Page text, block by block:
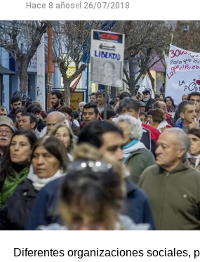
Hace 8 añosel 26/07/2018
Diferentes organizaciones sociales,